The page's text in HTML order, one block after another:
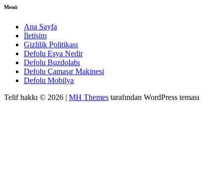
Menü
Ana Sayfa
İletişim
Gizlilik Politikası
Defolu Eşya Nedir
Defolu Buzdolabı
Defolu Çamaşır Makinesi
Defolu Mobilya
Telif hakkı © 2026 | MH Themes tarafından WordPress teması